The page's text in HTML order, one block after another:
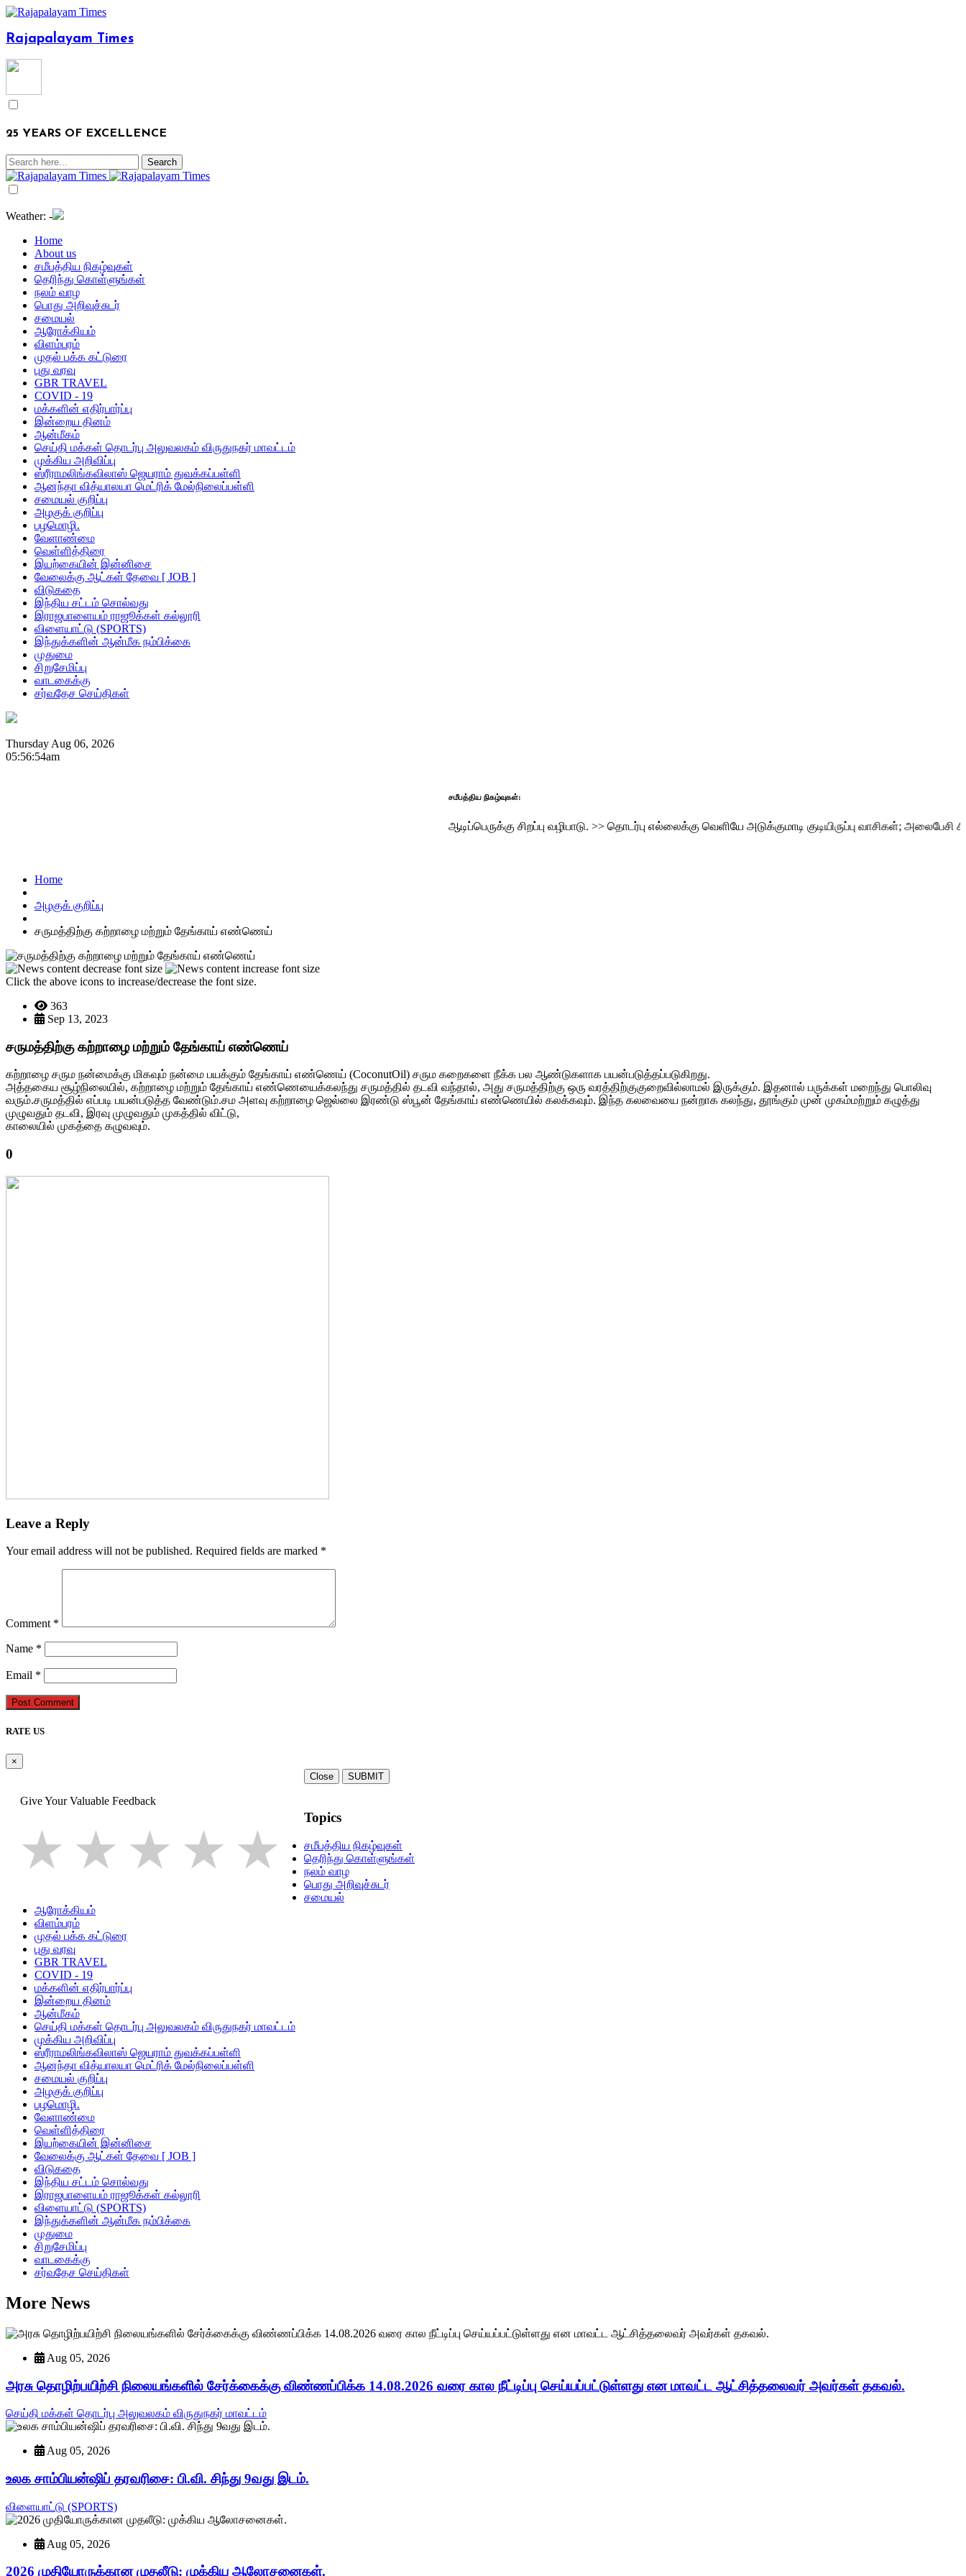
Rajapalayam Times
25 YEARS OF EXCELLENCE
Weather: -
Home
About us
சமீபத்திய நிகழ்வுகள்
தெரிந்து கொள்ளுங்கள்
நலம் வாழ
பொது அறிவுச்சுடர்
சமையல்
ஆரோக்கியம்
விளம்பரம்
முதல் பக்க கட்டுரை
புது வரவு
GBR TRAVEL
COVID - 19
மக்களின் எதிர்பார்ப்பு
இன்றைய தினம்
ஆன்மீகம்
செய்தி மக்கள் தொடர்பு அலுவலகம் விருதுநகர் மாவட்டம்
முக்கிய அறிவிப்பு
ஸ்ரீராமலிங்கவிலாஸ் ஜெயராம் துவக்கப்பள்ளி
ஆனந்தா வித்யாலயா மெட்ரிக் மேல்நிலைப்பள்ளி
சமையல் குறிப்பு
அழகுக் குறிப்பு
பழமொழி.
வேளாண்மை
வெள்ளித்திரை
இயற்கையின் இன்னிசை
வேலைக்கு ஆட்கள் தேவை [ JOB ]
விடுகதை
இந்திய சட்டம் சொல்வது
இராஜபாளையம் ராஜூக்கள் கல்லூரி
விளையாட்டு (SPORTS)
இந்துக்களின் ஆன்மீக நம்பிக்கை
முதுமை
சிறுசேமிப்பு
வாடகைக்கு
சர்வதேச செய்திகள்
Thursday Aug 06, 2026
05:56:54am
சமீபத்திய நிகழ்வுகள்:
ஆடிப்பெருக்கு சிறப்பு வழிபாடு.>> தொடர்பு எல்லைக்கு வெளியே அடுக்குமாடி குடியிருப்பு வாசிகள்; அலைபேசி சிக்னல்
Home
அழகுக் குறிப்பு
சருமத்திற்கு கற்றாழை மற்றும் தேங்காய் எண்ணெய்
Click the above icons to increase/decrease the font size.
363
Sep 13, 2023
சருமத்திற்கு கற்றாழை மற்றும் தேங்காய் எண்ணெய்
கற்றாழை சரும நன்மைக்கு மிகவும் நன்மை பயக்கும் தேங்காய் எண்ணெய் (CoconutOil) சரும கறைகளை நீக்க பல ஆண்டுகளாக பயன்படுத்தப்படுகிறது.
அத்தகைய சூழ்நிலையில், கற்றாழை மற்றும் தேங்காய் எண்ணெயைக்கலந்து சருமத்தில் தடவி வந்தால், அது சருமத்திற்கு ஒரு வரத்திற்குகுறைவில்லாமல் இருக்கும். இதனால் பருக்கள் மறைந்து பொலிவு
வரும்.சருமத்தில் எப்படி பயன்படுத்த வேண்டும்.சம அளவு கற்றாழை ஜெல்லை இரண்டு ஸ்பூன் தேங்காய் எண்ணெயில் கலக்கவும். இந்த கலவையை நன்றாக கலந்து, தூங்கும் முன் முகம்மற்றும் கழுத்து
முழுவதும் தடவி, இரவு முழுவதும் முகத்தில் விட்டு,
காலையில் முகத்தை கழுவவும்.
0
Leave a Reply
Your email address will not be published. Required fields are marked *
Comment *
Name *
Email *
Post Comment
RATE US
×
Give Your Valuable Feedback
5 stars
4 stars
3 stars
2 stars
1 star
Close SUBMIT
Topics
சமீபத்திய நிகழ்வுகள்
தெரிந்து கொள்ளுங்கள்
நலம் வாழ
பொது அறிவுச்சுடர்
சமையல்
ஆரோக்கியம்
விளம்பரம்
முதல் பக்க கட்டுரை
புது வரவு
GBR TRAVEL
COVID - 19
மக்களின் எதிர்பார்ப்பு
இன்றைய தினம்
ஆன்மீகம்
செய்தி மக்கள் தொடர்பு அலுவலகம் விருதுநகர் மாவட்டம்
முக்கிய அறிவிப்பு
ஸ்ரீராமலிங்கவிலாஸ் ஜெயராம் துவக்கப்பள்ளி
ஆனந்தா வித்யாலயா மெட்ரிக் மேல்நிலைப்பள்ளி
சமையல் குறிப்பு
அழகுக் குறிப்பு
பழமொழி.
வேளாண்மை
வெள்ளித்திரை
இயற்கையின் இன்னிசை
வேலைக்கு ஆட்கள் தேவை [ JOB ]
விடுகதை
இந்திய சட்டம் சொல்வது
இராஜபாளையம் ராஜூக்கள் கல்லூரி
விளையாட்டு (SPORTS)
இந்துக்களின் ஆன்மீக நம்பிக்கை
முதுமை
சிறுசேமிப்பு
வாடகைக்கு
சர்வதேச செய்திகள்
More News
Aug 05, 2026
அரசு தொழிற்பயிற்சி நிலையங்களில் சேர்க்கைக்கு விண்ணப்பிக்க 14.08.2026 வரை கால நீட்டிப்பு செய்யப்பட்டுள்ளது என மாவட்ட ஆட்சித்தலைவர் அவர்கள் தகவல்.
செய்தி மக்கள் தொடர்பு அலுவலகம் விருதுநகர் மாவட்டம்
Aug 05, 2026
உலக சாம்பியன்ஷிப் தரவரிசை: பி.வி. சிந்து 9வது இடம்.
விளையாட்டு (SPORTS)
Aug 05, 2026
2026 முதியோருக்கான முதலீடு: முக்கிய ஆலோசனைகள்.